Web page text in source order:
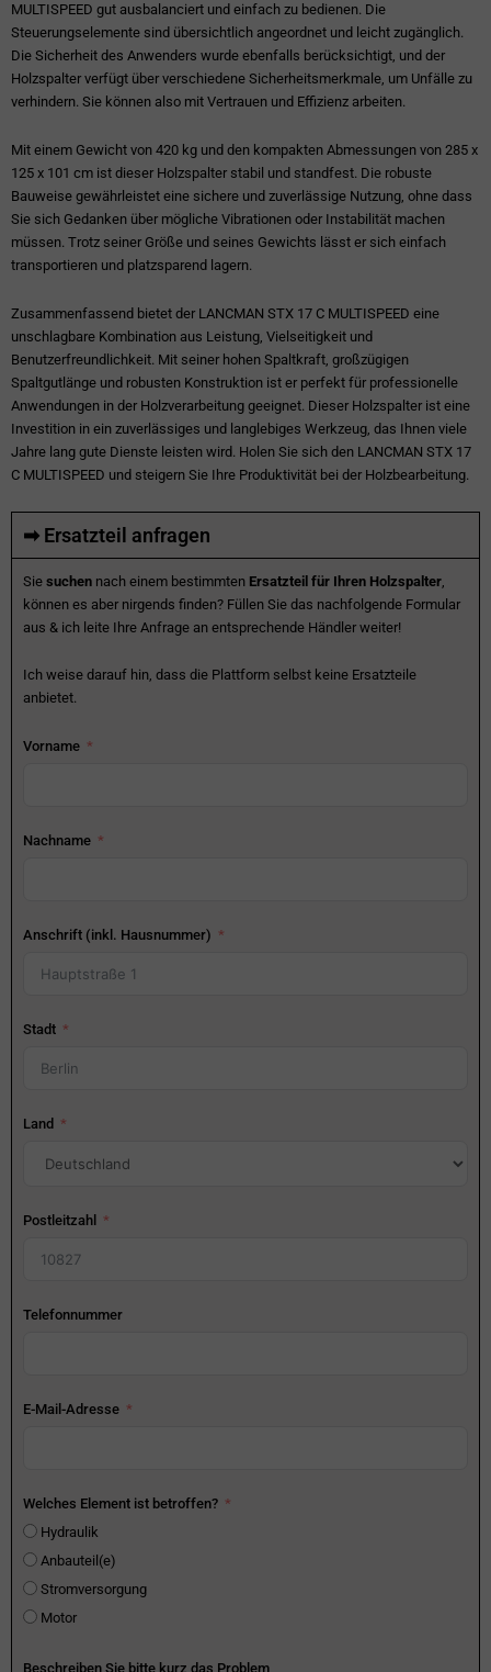
MULTISPEED gut ausbalanciert und einfach zu bedienen. Die
Steuerungselemente sind übersichtlich angeordnet und leicht zugänglich.
Die Sicherheit des Anwenders wurde ebenfalls berücksichtigt, und der
Holzspalter verfügt über verschiedene Sicherheitsmerkmale, um Unfälle zu
verhindern. Sie können also mit Vertrauen und Effizienz arbeiten.
Mit einem Gewicht von 420 kg und den kompakten Abmessungen von 285 x
125 x 101 cm ist dieser Holzspalter stabil und standfest. Die robuste
Bauweise gewährleistet eine sichere und zuverlässige Nutzung, ohne dass
Sie sich Gedanken über mögliche Vibrationen oder Instabilität machen
müssen. Trotz seiner Größe und seines Gewichts lässt er sich einfach
transportieren und platzsparend lagern.
Zusammenfassend bietet der LANCMAN STX 17 C MULTISPEED eine
unschlagbare Kombination aus Leistung, Vielseitigkeit und
Benutzerfreundlichkeit. Mit seiner hohen Spaltkraft, großzügigen
Spaltgutlänge und robusten Konstruktion ist er perfekt für professionelle
Anwendungen in der Holzverarbeitung geeignet. Dieser Holzspalter ist eine
Investition in ein zuverlässiges und langlebiges Werkzeug, das Ihnen viele
Jahre lang gute Dienste leisten wird. Holen Sie sich den LANCMAN STX 17
C MULTISPEED und steigern Sie Ihre Produktivität bei der Holzbearbeitung.
➡ Ersatzteil anfragen
Sie suchen nach einem bestimmten Ersatzteil für Ihren Holzspalter
können es aber nirgends finden? Füllen Sie das nachfolgende Formular
aus & ich leite Ihre Anfrage an entsprechende Händler weiter!
Ich weise darauf hin, dass die Plattform selbst keine Ersatzteile
anbietet.
Vorname
Nachname
Anschrift (inkl. Hausnummer)
Stadt
Land
Postleitzahl
Telefonnummer
E-Mail-Adresse
Welches Element ist betroffen?
Hydraulik
Anbauteil(e)
Stromversorgung
Motor
Beschreiben Sie bitte kurz das Problem